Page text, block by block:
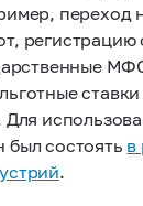
переход
регистрацию
Для
состоять в
.